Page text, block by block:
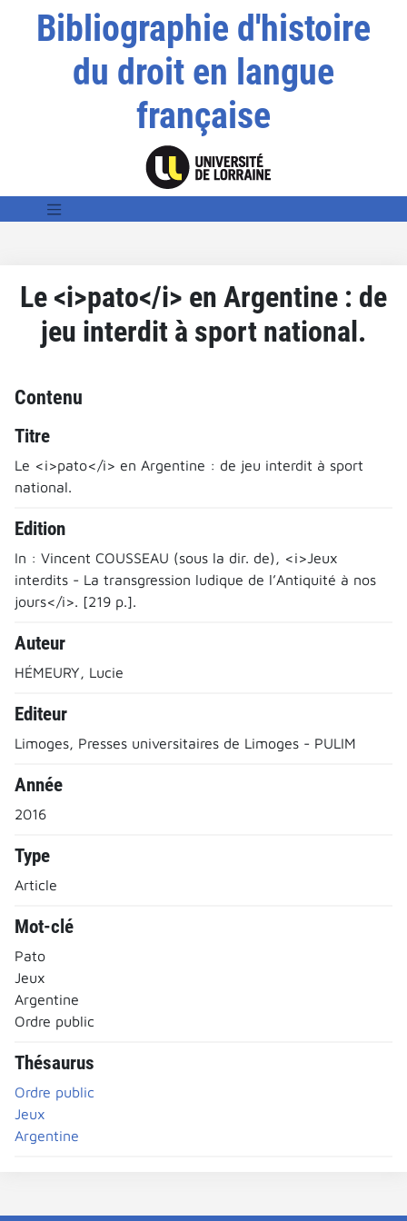
Bibliographie d'histoire
du droit en langue
française
Le <i>pato</i> en Argentine : de
jeu interdit à sport national.
Contenu
Titre
Le <i>pato</i> en Argentine : de jeu interdit à sport
national.
Edition
In : Vincent COUSSEAU (sous la dir. de), <i>Jeux
interdits - La transgression ludique de l’Antiquité à nos
jours</i>. [219 p.].
Auteur
HÉMEURY, Lucie
Editeur
Limoges, Presses universitaires de Limoges - PULIM
Année
2016
Type
Article
Mot-clé
Pato
Jeux
Argentine
Ordre public
Thésaurus
Ordre public
Jeux
Argentine